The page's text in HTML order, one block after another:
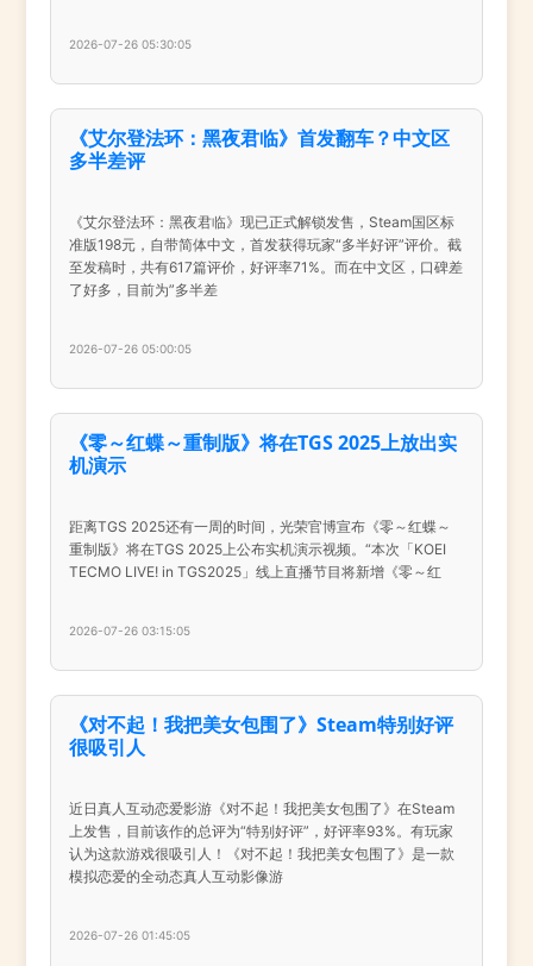
2026-07-26 05:30:05
《艾尔登法环：黑夜君临》首发翻车？中文区
多半差评
《艾尔登法环：黑夜君临》现已正式解锁发售，Steam国区标
准版198元，自带简体中文，首发获得玩家“多半好评”评价。截
至发稿时，共有617篇评价，好评率71%。而在中文区，口碑差
了好多，目前为”多半差
2026-07-26 05:00:05
《零～红蝶～重制版》将在TGS 2025上放出实
机演示
距离TGS 2025还有一周的时间，光荣官博宣布《零～红蝶～
重制版》将在TGS 2025上公布实机演示视频。“本次「KOEI
TECMO LIVE! in TGS2025」线上直播节目将新增《零～红
2026-07-26 03:15:05
《对不起！我把美女包围了》Steam特别好评
很吸引人
近日真人互动恋爱影游《对不起！我把美女包围了》在Steam
上发售，目前该作的总评为“特别好评”，好评率93%。有玩家
认为这款游戏很吸引人！《对不起！我把美女包围了》是一款
模拟恋爱的全动态真人互动影像游
2026-07-26 01:45:05